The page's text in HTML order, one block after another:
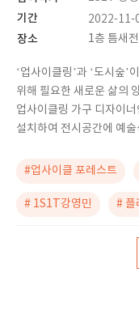
기간 2022-11-
장소 1층 틈새
‘업사이클링’과 ‘도시숲’
위해 필요한 새로운 삶의
업사이클링 가구 디자이
설치하여 전시공간에 예
#업사이클 포레스트
# 1S1T강영민 # 플